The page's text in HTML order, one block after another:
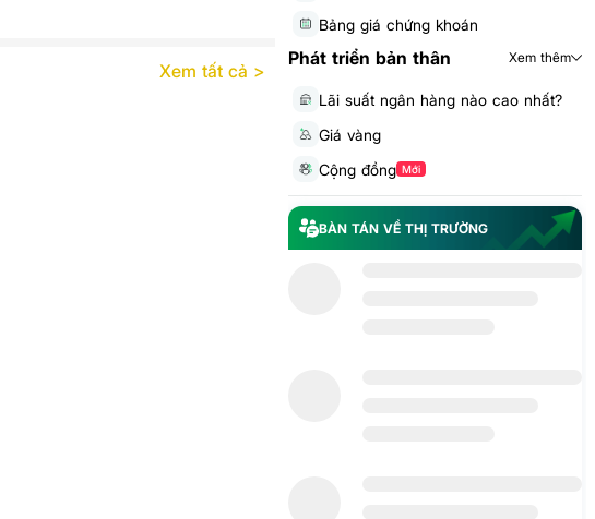
Xem tất cả >
Bảng giá chứng khoán
Phát triển bản thân Xem thêm
Lãi suất ngân hàng nào cao nhất?
Giá vàng
Cộng đồng Mới
BÀN TÁN VỀ THỊ TRƯỜNG